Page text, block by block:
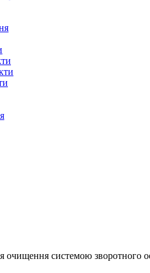
очищення системою зворотного